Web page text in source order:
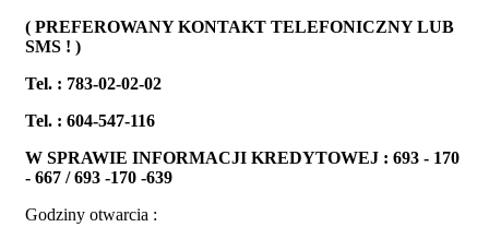
( PREFEROWANY KONTAKT TELEFONICZNY LUB
SMS ! )
Tel. : 783-02-02-02
Tel. : 604-547-116
W SPRAWIE INFORMACJI KREDYTOWEJ : 693 - 170
- 667 / 693 -170 -639
Godziny otwarcia :